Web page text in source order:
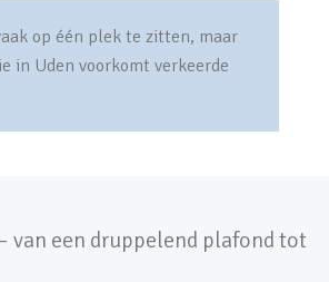
op één plek te zitten, maar
in Uden voorkomt verkeerde
van een druppelend plafond tot